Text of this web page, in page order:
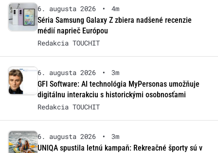
6. augusta 2026 •
4m
Séria Samsung Galaxy Z zbiera nadšené recenzie
médií naprieč Európou
Redakcia TOUCHIT
6. augusta 2026 •
3m
GFI Software: AI technológia MyPersonas umožňuje
digitálnu interakciu s historickými osobnosťami
Redakcia TOUCHIT
6. augusta 2026 •
3m
UNIQA spustila letnú kampaň: Rekreačné športy sú v